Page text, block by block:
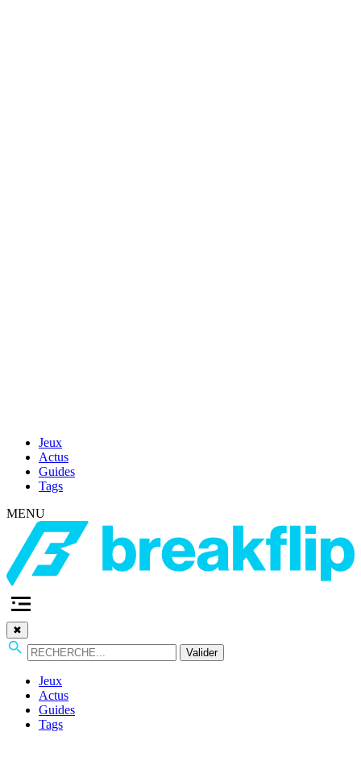
Jeux
Actus
Guides
Tags
MENU
✖
Valider
Jeux
Actus
Guides
Tags